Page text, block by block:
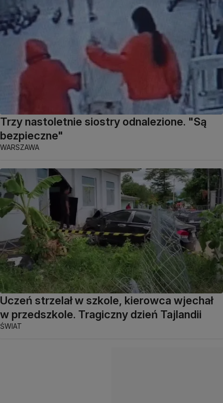
Trzy nastoletnie siostry odnalezione. "Są
bezpieczne"
WARSZAWA
Uczeń strzelał w szkole, kierowca wjechał
w przedszkole. Tragiczny dzień Tajlandii
ŚWIAT